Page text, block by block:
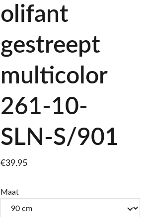
olifant
gestreept
multicolor
261-10-
SLN-S/901
€39.95
Maat